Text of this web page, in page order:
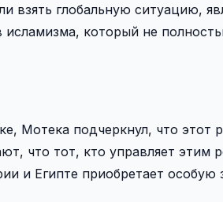
глобальную ситуацию,
который не
Мотека подчеркнул, что этот
что тот, кто управляет этим
и Египте приобретает особую